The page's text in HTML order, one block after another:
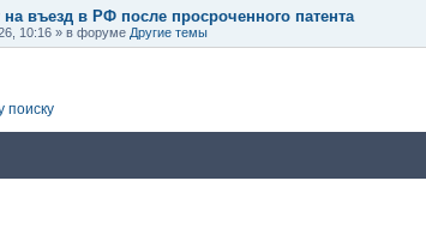
на въезд в РФ после просроченного патента
10:16 » в форуме Другие темы
поиску